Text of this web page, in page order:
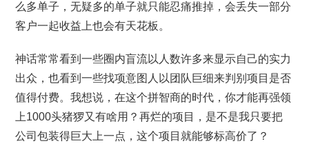
么多单子，无疑多的单子就只能忍痛推掉，会丢失一部分
客户一起收益上也会有天花板。
神话常常看到一些圈内盲流以人数许多来显示自己的实力
出众，也看到一些找项意图人以团队巨细来判别项目是否
值得付费。我想说，在这个拼智商的时代，你才能再强领
上1000头猪猡又有啥用？再烂的项目，是不是我只要把
公司包装得巨大上一点，这个项目就能够标高价了？